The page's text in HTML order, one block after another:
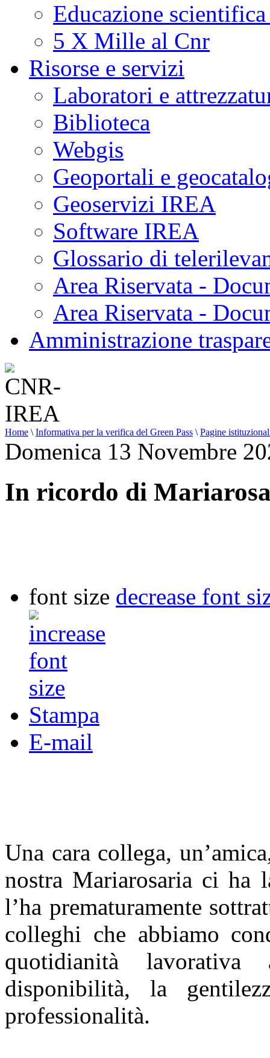
Educazione
5 X Mille al Cnr
Risorse e servizi
Laboratori e
Biblioteca
Webgis
Geoportali e
Geoservizi IREA
Software IREA
Glossario di
Area Riservata -
Area Riservata -
Amministrazione
Home \ Informativa per la verifica del Green Pass \ Pagine
Domenica 13 Novembre
In ricordo di
font size decrease font
Stampa
E-mail
Una cara collega,
nostra Mariarosaria ci ha
l’ha prematuramente
colleghi che abbiamo
quotidianità lavorativa
disponibilità, la
professionalità.